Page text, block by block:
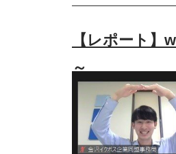
【レポート
～